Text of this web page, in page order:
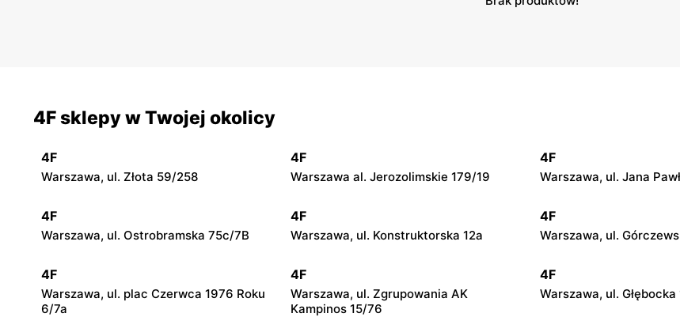
4F sklepy w Twojej okolicy
4F
Warszawa, ul. Złota 59/258
4F
Warszawa al. Jerozolimskie 179/19
4F
Warszawa, ul. Jana
4F
Warszawa, ul. Ostrobramska 75c/7B
4F
Warszawa, ul. Konstruktorska 12a
4F
Warszawa, ul.
4F
Warszawa, ul. plac Czerwca 1976 Roku
6/7a
4F
Warszawa, ul. Zgrupowania AK
Kampinos 15/76
4F
Warszawa, ul. Głębocka